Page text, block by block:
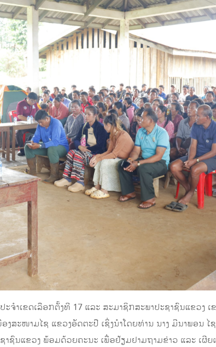
ຈຳເຂດເລືອກຕັ້ງທີ 17 ແລະ​ ສະມາຊິກສະພາປະຊາຊົນແຂວງ ເ
ສະໜາມໄຊ ແຂວງອັດຕະປື ເຊິ່ງນໍາໂດຍທ່ານ ນາງ ມີນາພອນ
າຊົນແຂວງ ພ້ອມດ້ວຍຄະນະ ເພື່ອຢ້ຽມຢາມຖາມຂ່າວ ແລະ ເຜີ